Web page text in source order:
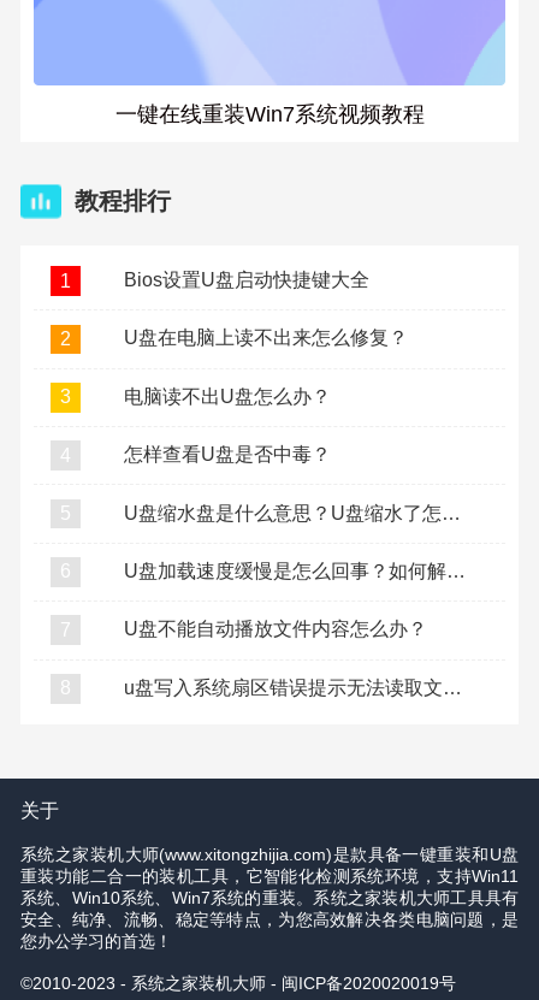
一键在线重装Win7系统视频教程
教程排行
1 Bios设置U盘启动快捷键大全
2 U盘在电脑上读不出来怎么修复？
3 电脑读不出U盘怎么办？
4 怎样查看U盘是否中毒？
5 U盘缩水盘是什么意思？U盘缩水了怎么复原？
6 U盘加载速度缓慢是怎么回事？如何解决U盘加载缓慢？
7 U盘不能自动播放文件内容怎么办？
8 u盘写入系统扇区错误提示无法读取文件怎么办？
关于
系统之家装机大师(www.xitongzhijia.com)是款具备一键重装和U盘
重装功能二合一的装机工具，它智能化检测系统环境，支持Win11
系统、Win10系统、Win7系统的重装。系统之家装机大师工具具有
安全、纯净、流畅、稳定等特点，为您高效解决各类电脑问题，是
您办公学习的首选！
©2010-2023 - 系统之家装机大师 - 闽ICP备2020020019号